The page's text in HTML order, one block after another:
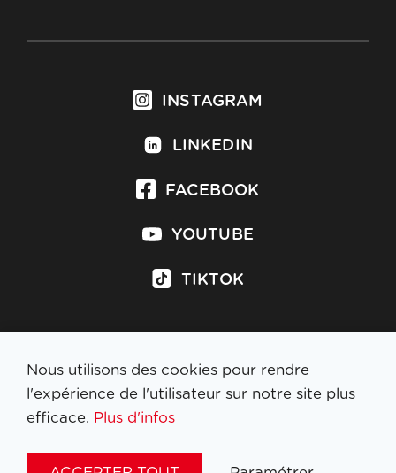
INSTAGRAM
LINKEDIN
FACEBOOK
YOUTUBE
TIKTOK
S'inscrire à la newsletter
Nous utilisons des cookies pour rendre
l'expérience de l'utilisateur sur notre site plus
efficace. Plus d'infos